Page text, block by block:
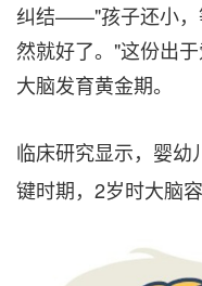
纠结——"孩子还小，
然就好了。"这份出
大脑发育黄金期。
临床研究显示，婴幼
键时期，2岁时大脑